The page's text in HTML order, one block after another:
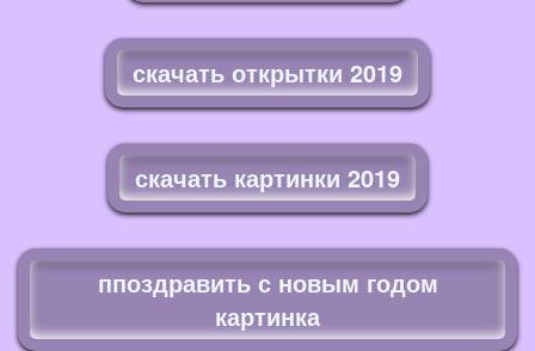
скачать открытки 2019
скачать картинки 2019
ппоздравить с новым годом
картинка